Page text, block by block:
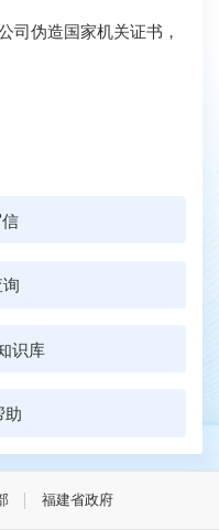
司伪造国家机关证书，
识库
助
福建省政府